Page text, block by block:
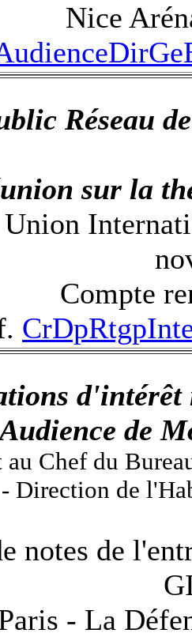
Nice
Réseau
sur la
Compte
de
Chef du
Direction de
notes de
- La